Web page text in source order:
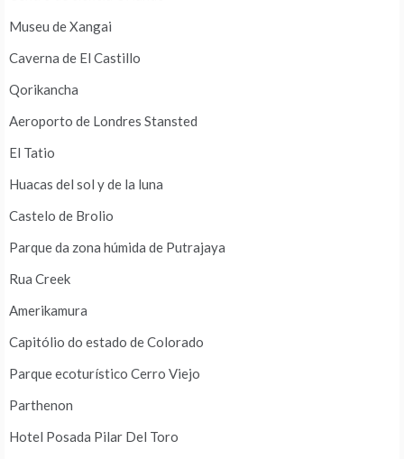
Museu de Xangai
Caverna de El Castillo
Qorikancha
Aeroporto de Londres Stansted
El Tatio
Huacas del sol y de la luna
Castelo de Brolio
Parque da zona húmida de Putrajaya
Rua Creek
Amerikamura
Capitólio do estado de Colorado
Parque ecoturístico Cerro Viejo
Parthenon
Hotel Posada Pilar Del Toro